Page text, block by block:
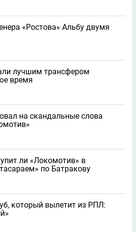
«Ростова» Альбу двумя
лучшим трансфером
время
на скандальные слова
ли «Локомотив» в
по Батракову
который вылетит из РПЛ: